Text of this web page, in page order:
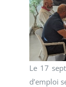
Le 17
d’emploi